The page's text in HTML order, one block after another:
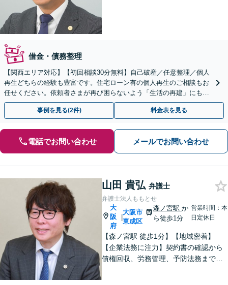
借金・債務整理
【関西エリア対応】【初回相談30分無料】自己破産／任意整理／個人
再生どちらの経験も豊富です。住宅ローン有の個人再生のご相談もお
任せください。依頼者さまが再び困らないよう「生活の再建」にも気
を配り、経済生活を立て直せるようサポートします
事例を見る(2件) 料金表を見る
電話でお問い合わせ メールでお問い合わせ
山田 貴弘 弁護士
弁護士法人ももとせ
大
阪
府
|
大阪市
東成区
森ノ宮駅か
ら徒歩1分
営業時間：本
日定休日
【森ノ宮駅 徒歩1分】【地域密着】
【企業法務に注力】契約書の確認から
債権回収、労務管理、予防法務までサ